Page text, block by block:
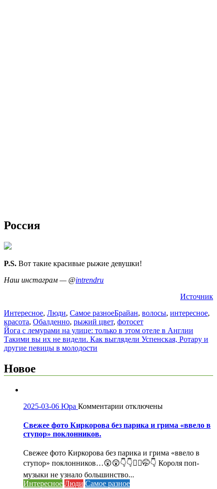
Россия
P.S. Вот такие красивые рыжие девушки!
Наш инстаграм — @intrendru
Источник
Интересное, Люди, Самое разноеБрайан, волосы, интересное,
красота, Обалденно, рыжий цвет, фотосет
Навигация
по
Йога с лемурами на улице: только в этом отеле в Англии
Такими вы их не видели. Как выглядели Успенская, Ротару и
другие певицы в молодости
Новое
2025-03-06 Юра Комментарии к
Свежее
фото
парика
и
грима
«ввело
отключены
Свежее фото Киркорова без парика и грима «ввело в
ступор» поклонников.
Свежее фото Киркорова без парика и грима «ввело в
ступор» поклонников…😲😲👇👇🤦‍♀️🤭👇 Короля поп-
музыки не узнало большинство...
Интересное Люди Самое разное